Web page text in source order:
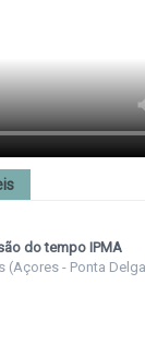
do tempo IPMA
(Açores - Ponta